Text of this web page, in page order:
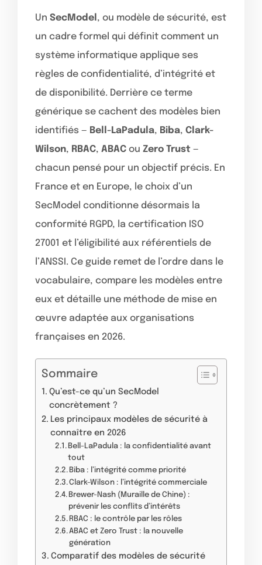
Un SecModel , ou modèle de sécurité, est
un cadre formel qui définit comment un
système informatique applique ses
règles de confidentialité, d’intégrité et
de disponibilité. Derrière ce terme
générique se cachent des modèles bien
identifiés — Bell-LaPadula, Biba, Clark-
Wilson, RBAC, ABAC ou Zero Trust —
chacun pensé pour un objectif précis. En
France et en Europe, le choix d’un
SecModel conditionne désormais la
conformité RGPD, la certification ISO
27001 et l’éligibilité aux référentiels de
l’ANSSI. Ce guide remet de l’ordre dans le
vocabulaire, compare les modèles entre
eux et détaille une méthode de mise en
œuvre adaptée aux organisations
françaises en 2026.
Sommaire
Qu’est-ce qu’un SecModel
concrètement ?
Les principaux modèles de sécurité à
connaître en 2026
Bell-LaPadula : la confidentialité avant
tout
Biba : l’intégrité comme priorité
Clark-Wilson : l’intégrité commerciale
Brewer-Nash (Muraille de Chine) :
prévenir les conflits d’intérêts
RBAC : le contrôle par les rôles
ABAC et Zero Trust : la nouvelle
génération
Comparatif des modèles de sécurité